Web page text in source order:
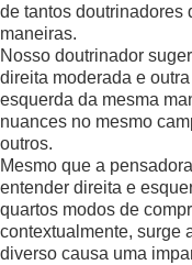
de tantos doutrinadores
maneiras.
Nosso doutrinador
direita moderada e
esquerda da mesma
nuances no mesmo
outros.
Mesmo que a
entender direita e
quartos modos de
contextualmente, surge
diverso causa uma